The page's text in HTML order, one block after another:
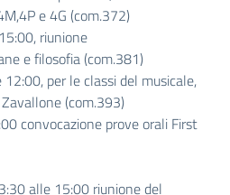
e 4G (com.372)
riunione
e filosofia (com.381)
12:00, per le classi del musicale,
(com.393)
convocazione prove orali First
alle 15:00 riunione del